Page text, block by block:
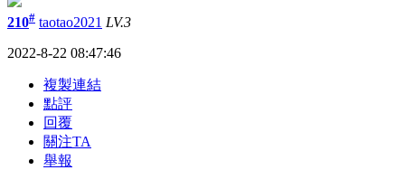
210# taotao2021 LV.3
2022-8-22 08:47:46
複製連結
點評
回覆
關注TA
舉報